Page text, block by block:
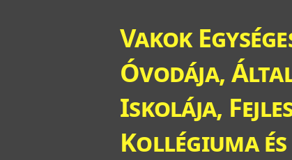
Vakok
Óvodája,
Iskolája,
Kollégiuma